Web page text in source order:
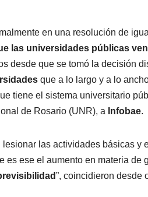
en una resolución de
las universidades públicas
desde que se tomó la decisión
que a lo largo y a lo
tiene el sistema universitario
de Rosario (UNR), a Infobae.
las actividades básicas y
es ese el aumento en materia de
”, coincidieron desde